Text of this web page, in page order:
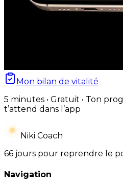
Mon bilan de vitalité
5 minutes • Gratuit • Ton
t’attend dans l’app
Niki Coach
66 jours pour reprendre le
Navigation